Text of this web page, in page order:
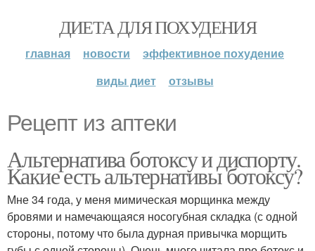
ДИЕТА ДЛЯ ПОХУДЕНИЯ
главная новости
эффективное похудение
виды диет
отзывы
Рецепт из аптеки
Альтернатива ботоксу и диспорту.
Какие есть альтернативы ботоксу?
Мне 34 года, у меня мимическая морщинка между
бровями и намечающаяся носогубная складка (с одной
стороны, потому что была дурная привычка морщить